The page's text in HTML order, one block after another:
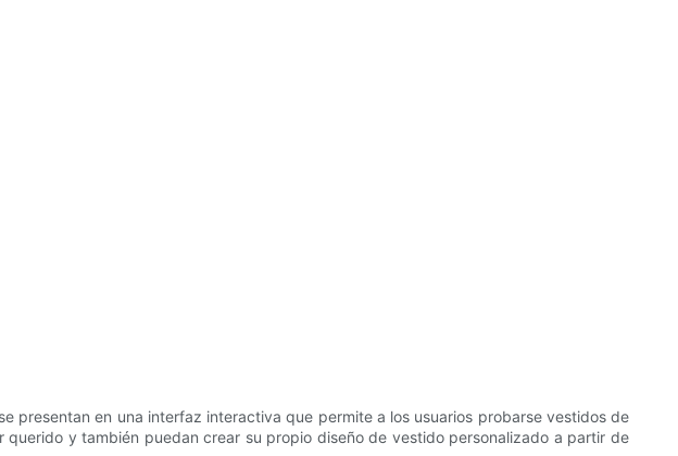
presentan en una interfaz interactiva que permite a los usuarios probarse vestidos de
y también puedan crear su propio diseño de vestido personalizado a partir de